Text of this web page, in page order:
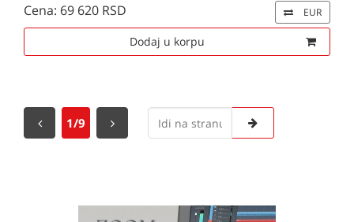
Cena: 69 620 RSD EUR
Dodaj u korpu
1/9